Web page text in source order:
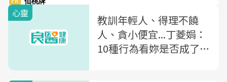
心靈
教訓年輕人、得理不饒
人、貪小便宜...丁菱娟：
10種行為看妳是否成了